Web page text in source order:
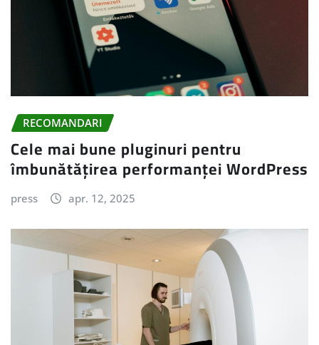
RECOMANDARI
Cele mai bune pluginuri pentru
îmbunătățirea performanței WordPress
press apr. 12, 2025